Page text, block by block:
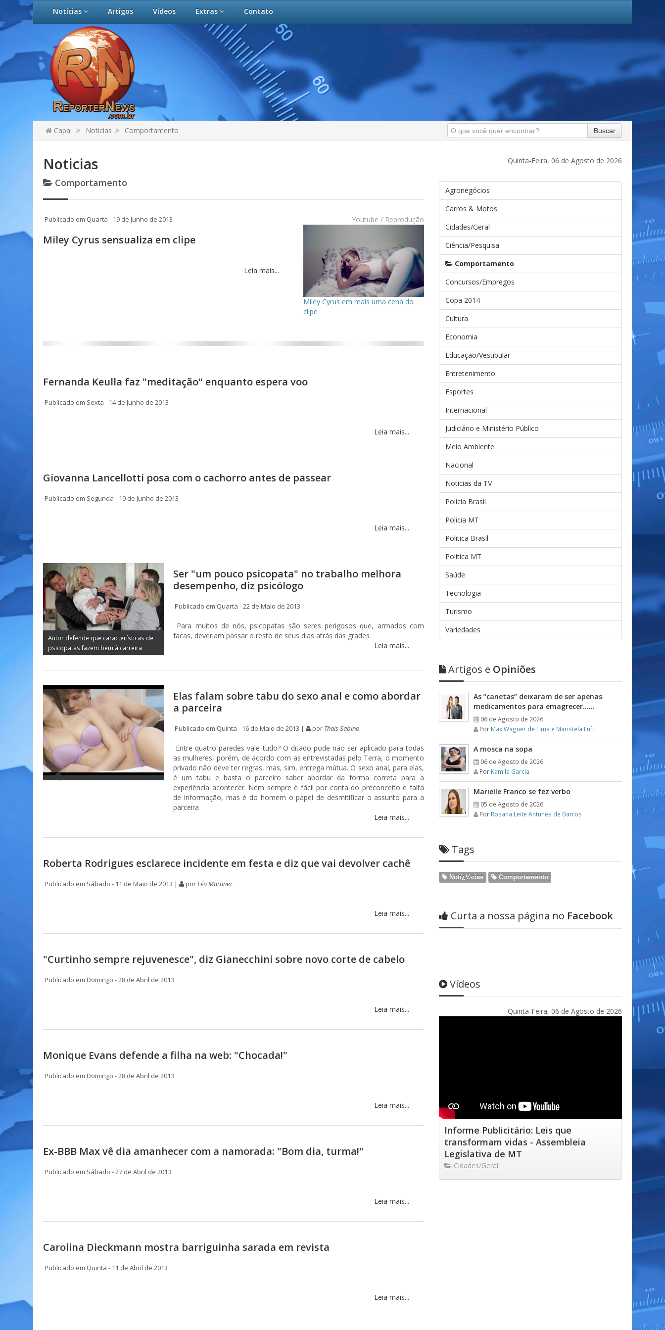
Notícias Artigos Vídeos Extras Contato
Capa Noticias Comportamento Buscar
Noticias
Comportamento
Publicado em Quarta - 19 de Junho de 2013
Miley Cyrus sensualiza em clipe
Leia mais...
Youtube / Reprodução
Miley Cyrus em mais uma cena do
clipe
Fernanda Keulla faz "meditação" enquanto espera voo
Publicado em Sexta - 14 de Junho de 2013
Leia mais...
Giovanna Lancellotti posa com o cachorro antes de passear
Publicado em Segunda - 10 de Junho de 2013
Leia mais...
Autor defende que características de
psicopatas fazem bem à carreira
Ser "um pouco psicopata" no trabalho melhora
desempenho, diz psicólogo
Publicado em Quarta - 22 de Maio de 2013
Para muitos de nós, psicopatas são seres perigosos que, armados com
facas, deveriam passar o resto de seus dias atrás das grades
Leia mais...
Elas falam sobre tabu do sexo anal e como abordar
a parceira
Publicado em Quinta - 16 de Maio de 2013 | por Thais Sabino
Entre quatro paredes vale tudo? O ditado pode não ser aplicado para todas
as mulheres, porém, de acordo com as entrevistadas pelo Terra, o momento
privado não deve ter regras, mas, sim, entrega mútua. O sexo anal, para elas,
é um tabu e basta o parceiro saber abordar da forma correta para a
experiência acontecer. Nem sempre é fácil por conta do preconceito e falta
de informação, mas é do homem o papel de desmitificar o assunto para a
parceira
Leia mais...
Roberta Rodrigues esclarece incidente em festa e diz que vai devolver cachê
Publicado em Sábado - 11 de Maio de 2013 | porLéo Martinez
Leia mais...
"Curtinho sempre rejuvenesce", diz Gianecchini sobre novo corte de cabelo
Publicado em Domingo - 28 de Abril de 2013
Leia mais...
Monique Evans defende a filha na web: "Chocada!"
Publicado em Domingo - 28 de Abril de 2013
Leia mais...
Ex-BBB Max vê dia amanhecer com a namorada: "Bom dia, turma!"
Publicado em Sábado - 27 de Abril de 2013
Leia mais...
Carolina Dieckmann mostra barriguinha sarada em revista
Publicado em Quinta - 11 de Abril de 2013
Leia mais...
Quinta-Feira, 06 de Agosto de 2026
Agronegócios
Carros & Motos
Cidades/Geral
Ciência/Pesquisa
Comportamento
Concursos/Empregos
Copa 2014
Cultura
Economia
Educação/Vestibular
Entretenimento
Esportes
Internacional
Judiciário e Ministério Público
Meio Ambiente
Nacional
Noticias da TV
Polícia Brasil
Policia MT
Politica Brasil
Politica MT
Saúde
Tecnologia
Turismo
Variedades
Artigos e Opiniões
As “canetas” deixaram de ser apenas
medicamentos para emagrecer……
06 de Agosto de 2026
Por Max Wagner de Lima e Maristela Luft
A mosca na sopa
06 de Agosto de 2026
Por Kamila Garcia
Marielle Franco se fez verbo
05 de Agosto de 2026
Por Rosana Leite Antunes de Barros
Tags
Notï¿½cias Comportamento
Curta a nossa página no Facebook
Vídeos
Quinta-Feira, 06 de Agosto de 2026
Informe Publicitário: Leis que
transformam vidas - Assembleia
Legislativa de MT
Cidades/Geral